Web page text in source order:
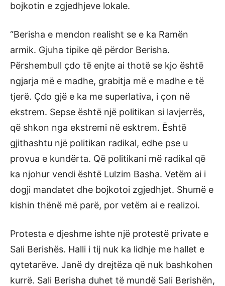
bojkotin e zgjedhjeve lokale.
“Berisha e mendon realisht se e ka Ramën
armik. Gjuha tipike që përdor Berisha.
Përshembull çdo të enjte ai thotë se kjo është
ngjarja më e madhe, grabitja më e madhe e të
tjerë. Çdo gjë e ka me superlativa, i çon në
ekstrem. Sepse është një politikan si lavjerrës,
që shkon nga ekstremi në esktrem. Është
gjithashtu një politikan radikal, edhe pse u
provua e kundërta. Që politikani më radikal që
ka njohur vendi është Lulzim Basha. Vetëm ai i
dogji mandatet dhe bojkotoi zgjedhjet. Shumë e
kishin thënë më parë, por vetëm ai e realizoi.
Protesta e djeshme ishte një protestë private e
Sali Berishës. Halli i tij nuk ka lidhje me hallet e
qytetarëve. Janë dy drejtëza që nuk bashkohen
kurrë. Sali Berisha duhet të mundë Sali Berishën,